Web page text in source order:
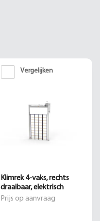
Vergelijken
Klimrek 4-vaks, rechts
draaibaar, elektrisch
Prijs op aanvraag